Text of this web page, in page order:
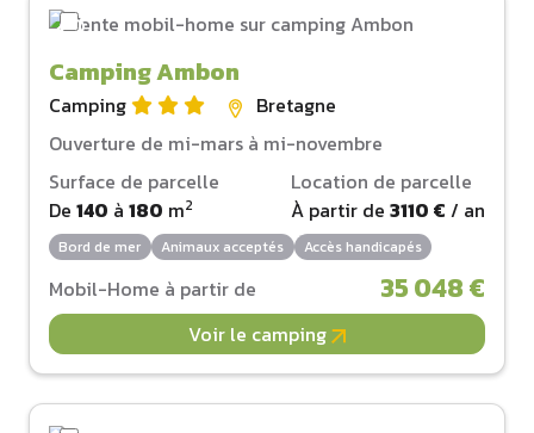
Camping Ambon
Camping
Bretagne
Ouverture de mi-mars à mi-novembre
Surface de parcelle
De 140 à 180 m2
Location de parcelle
À partir de 3110 € / an
Bord de mer Animaux acceptés Accès handicapés
Mobil-Home à partir de 35 048 €
Voir le camping